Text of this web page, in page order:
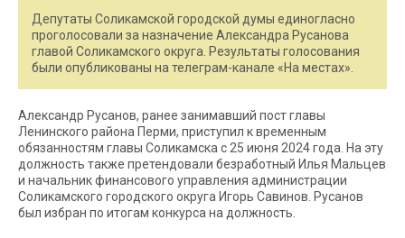
Депутаты Соликамской городской думы единогласно
проголосовали за назначение Александра Русанова
главой Соликамского округа. Результаты голосования
были опубликованы на телеграм-канале «На местах».
Александр Русанов, ранее занимавший пост главы
Ленинского района Перми, приступил к временным
обязанностям главы Соликамска с 25 июня 2024 года. На эту
должность также претендовали безработный Илья Мальцев
и начальник финансового управления администрации
Соликамского городского округа Игорь Савинов. Русанов
был избран по итогам конкурса на должность.